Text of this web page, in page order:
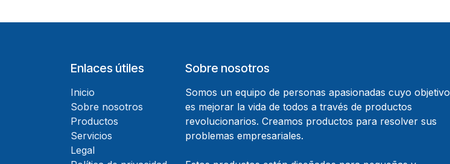
Enlaces útiles
Inicio
Sobre nosotros
Productos
Servicios
Legal
Sobre nosotros
Somos un equipo de personas apasionadas cuyo objetivo
es mejorar la vida de todos a través de productos
revolucionarios. Creamos productos para resolver sus
problemas empresariales.